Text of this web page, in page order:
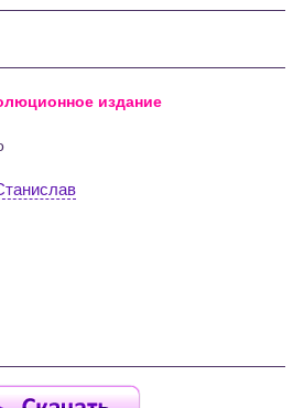
издание